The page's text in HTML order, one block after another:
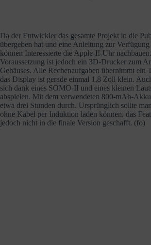
Da der Entwickler das gesamte Projekt in die
übergeben hat und eine Anleitung zur Verfügung
können Interessierte die Apple-II-Uhr nachbauen.
Voraussetzung ist jedoch ein 3D-Drucker zum
Gehäuses. Alle Rechenaufgaben übernimmt ein
das Display ist gerade einmal 1,8 Zoll klein.
sich dank eines SOMO-II und eines kleinen
abspielen. Mit dem verwendeten 800-mAh-
etwa drei Stunden durch. Ursprünglich sollte
ohne Kabel per Induktion laden können, das
jedoch nicht in die finale Version geschafft. (fo)